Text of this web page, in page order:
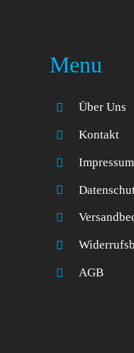
Menu
Über Uns
Kontakt
Impressum
AGB